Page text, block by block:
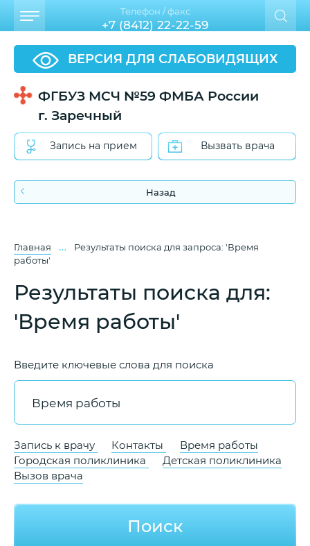
ВЕРСИЯ ДЛЯ СЛАБОВИДЯЩИХ
ФГБУЗ МСЧ №59 ФМБА России
г. Заречный
Запись на прием Вызвать врача
Телефон / факс
+7 (8412) 22-22-59
Назад
Главная …
Результаты поиска для запроса: 'Время
работы'
Результаты поиска для:
'Время работы'
Введите ключевые слова для поиска
Запись к врачу Контакты
Время работы
Городская поликлиника
Детская поликлиника
Вызов врача
Поиск